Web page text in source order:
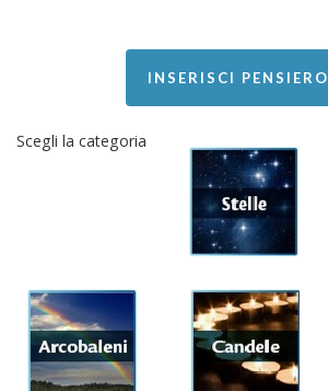
INSERISCI PENSIERO
Scegli la categoria